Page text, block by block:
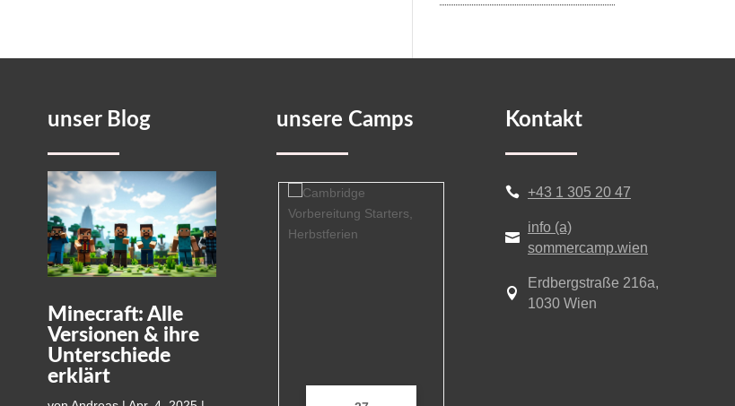
unser Blog
Minecraft: Alle
Versionen & ihre
Unterschiede
erklärt
unsere Camps Kontakt
 +43 1 305 20 47

info (a)
sommercamp.wien

Erdbergstraße 216a,
1030 Wien